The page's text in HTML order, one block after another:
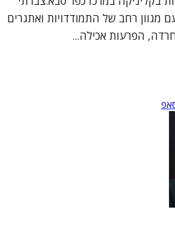
מגוון רחב של התמודדויות ואתגרים
חרדה, הפרעות אכילה...